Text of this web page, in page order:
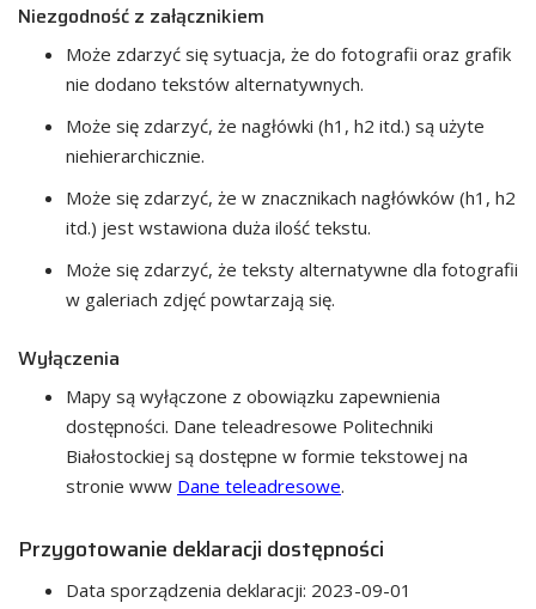
Niezgodność z załącznikiem
Może zdarzyć się sytuacja, że do fotografii oraz grafik
nie dodano tekstów alternatywnych.
Może się zdarzyć, że nagłówki (h1, h2 itd.) są użyte
niehierarchicznie.
Może się zdarzyć, że w znacznikach nagłówków (h1, h2
itd.) jest wstawiona duża ilość tekstu.
Może się zdarzyć, że teksty alternatywne dla fotografii
w galeriach zdjęć powtarzają się.
Wyłączenia
Mapy są wyłączone z obowiązku zapewnienia
dostępności. Dane teleadresowe Politechniki
Białostockiej są dostępne w formie tekstowej na
stronie www Dane teleadresowe.
Przygotowanie deklaracji dostępności
Data sporządzenia deklaracji: 2023-09-01